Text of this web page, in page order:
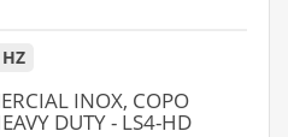
INOX, COPO
DUTY - LS4-HD